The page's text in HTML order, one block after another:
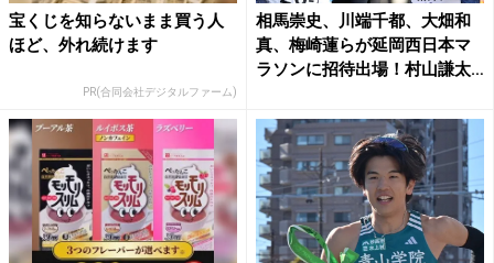
宝くじを知らないまま買う人
ほど、外れ続けます
PR(合同会社デジタルファーム)
相馬崇史、川端千都、大畑和
真、梅崎蓮らが延岡西日本マ
ラソンに招待出場！村山謙太